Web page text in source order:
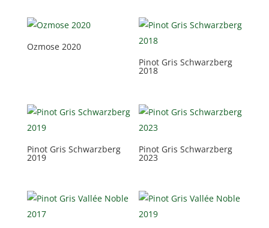
Ozmose 2020
Pinot Gris Schwarzberg
2018
Pinot Gris Schwarzberg
2019
Pinot Gris Schwarzberg
2023